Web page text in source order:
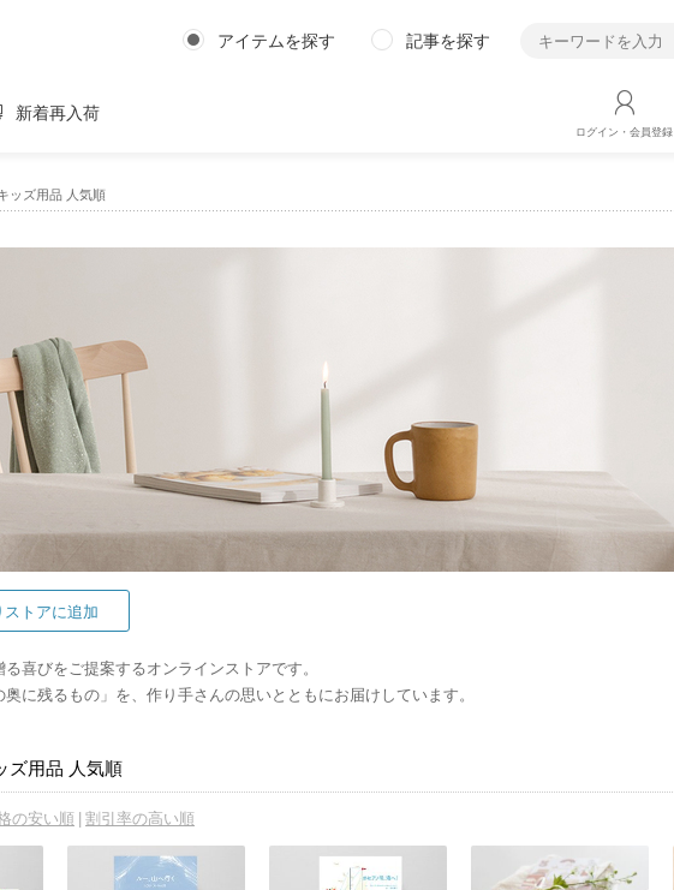
アイテムを探す 記事を探す
新着再入荷
ログイン・会員登録
ッズ用品 人気順
ストアに追加
喜びをご提案するオンラインストアです。
に残るもの」を、作り手さんの思いとともにお届けしています。
ズ用品 人気順
の安い順 割引率の高い順